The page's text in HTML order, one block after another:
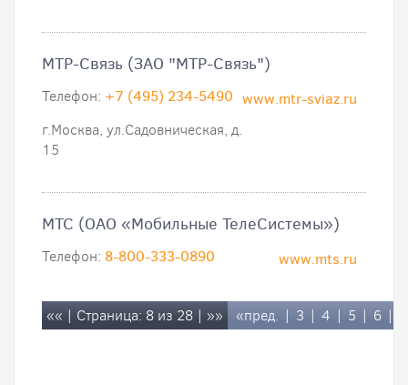
МТР-Связь (ЗАО "МТР-Связь")
www.mtr-sviaz.ru
Телефон: +7 (495) 234-5490
г.Москва, ул.Садовническая, д.
15
МТС (ОАО «Мобильные ТелеСистемы»)
www.mts.ru
Телефон: 8-800-333-0890
«« | Страница: 8 из 28 | »» «пред. | 3 | 4 | 5 | 6 |